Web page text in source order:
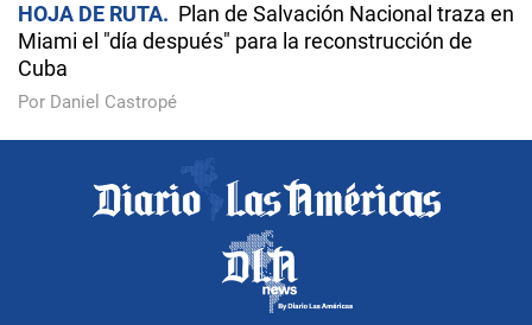
HOJA DE RUTA
Plan de Salvación Nacional traza en
Miami el "día después" para la reconstrucción de
Cuba
Por Daniel Castropé